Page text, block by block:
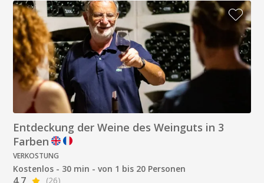
Entdeckung der Weine des Weinguts in 3
Farben
VERKOSTUNG
Kostenlos - 30 min - von 1 bis 20 Personen
(26)